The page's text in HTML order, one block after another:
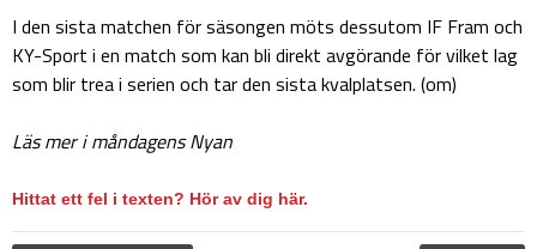
I den sista matchen för säsongen möts dessutom IF Fram och
KY-Sport i en match som kan bli direkt avgörande för vilket lag
som blir trea i serien och tar den sista kvalplatsen. (om)
Läs mer i måndagens Nyan
Hittat ett fel i texten? Hör av dig här.